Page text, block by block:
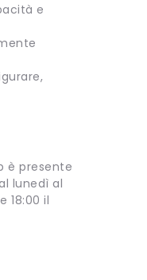
e
è presente
lunedì al
18:00 il